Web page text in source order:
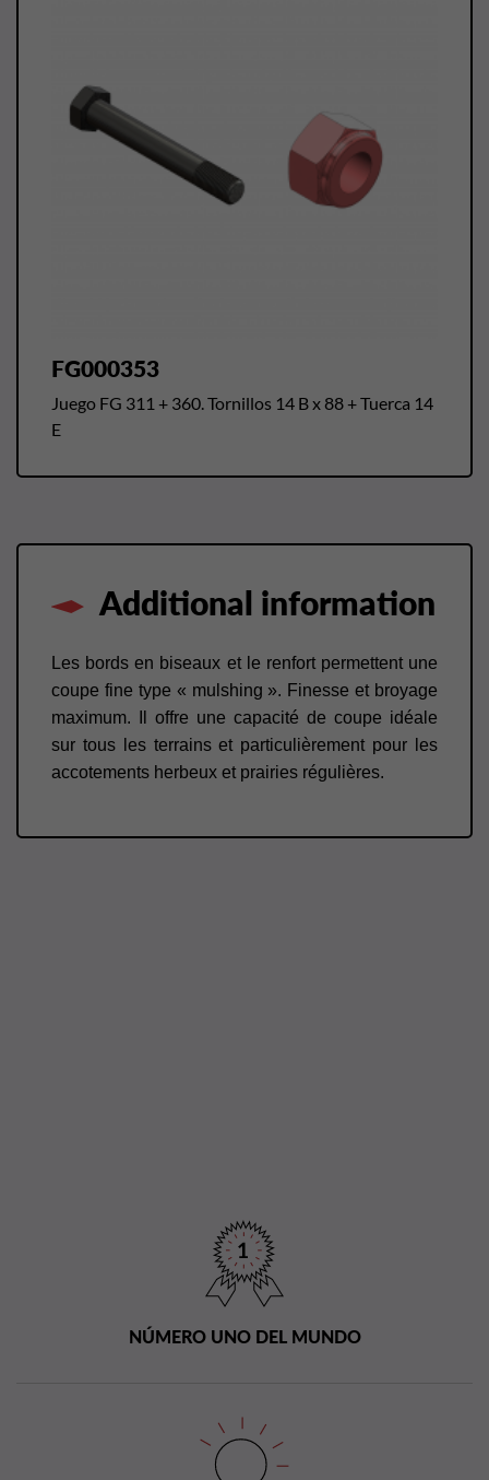
FG000353
Juego FG 311 + 360. Tornillos 14 B x 88 + Tuerca 14
E
Additional information
Les bords en biseaux et le renfort permettent une
coupe fine type « mulshing ». Finesse et broyage
maximum. Il offre une capacité de coupe idéale
sur tous les terrains et particulièrement pour les
accotements herbeux et prairies régulières.
NÚMERO UNO DEL MUNDO